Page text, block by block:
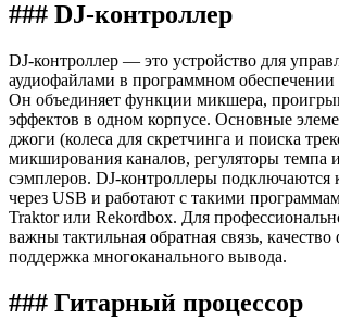
### DJ-контроллер
DJ-контроллер — это устройство для
аудиофайлами в программном обеспечении
Он объединяет функции микшера,
эффектов в одном корпусе. Основные
джоги (колеса для скретчинга и поиска
микширования каналов, регуляторы темпа
сэмплеров. DJ-контроллеры подключаются
через USB и работают с такими
Traktor или Rekordbox. Для
важны тактильная обратная связь,
поддержка многоканального вывода.
### Гитарный процессор